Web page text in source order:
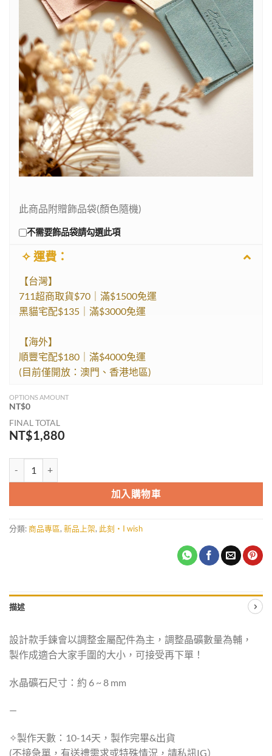
此商品附贈飾品袋(顏色隨機)
不需要飾品袋請勾選此項
✧ 運費：
【台灣】
711超商取貨$70｜滿$1500免運
黑貓宅配$135｜滿$3000免運
【海外】
順豐宅配$180｜滿$4000免運
(目前僅開放：澳門、香港地區)
OPTIONS AMOUNT
NT$0
FINAL TOTAL
NT$1,880
加入購物車
分類:商品專區, 新品上架, 此刻・I wish
描述
設計款手鍊會以調整金屬配件為主，調整晶礦數量為輔，
製作成適合大家手圍的大小，可接受再下單！
水晶礦石尺寸：約 6 ~ 8 mm
—
✧製作天數：10-14天，製作完畢&出貨
(不接急單，有送禮需求或特殊情況，請私訊IG）